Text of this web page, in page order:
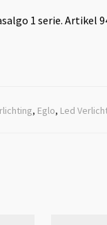
1 serie. Artikel
, Eglo, Led